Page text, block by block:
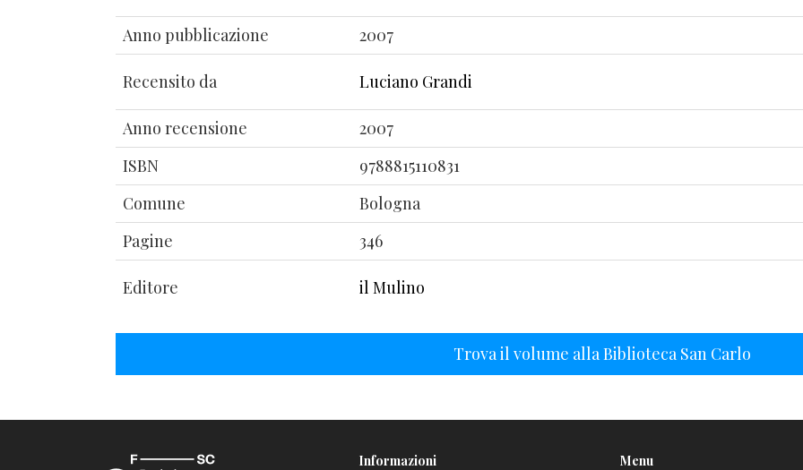
Anno pubblicazione 2007
Recensito da Luciano Grandi
Anno recensione
2007
ISBN
9788815110831
Comune
Bologna
Pagine
346
Editore il Mulino
Trova il volume alla Biblioteca San Carlo
Informazioni
Menu